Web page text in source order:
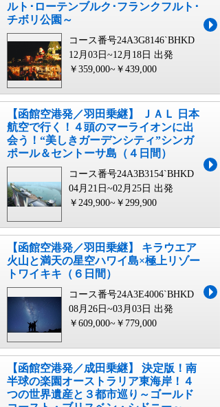
ルト･ローテンブルク･フランクフルト･
チボリ公園～
コース番号24A3G8146`BHKD
12月03日~12月18日 出発
￥359,000~￥439,000
【函館空港発／羽田乗継】 ＪＡＬ 日本
航空で行く！４頭のマーライオンに出
会う！“美しきガーデンシティ”シンガ
ポール＆セントーサ島（４日間）
コース番号24A3B3154`BHKD
04月21日~02月25日 出発
￥249,900~￥299,900
【函館空港発／羽田乗継】 キラウエア
火山と満天の星空ハワイ島×極上リゾー
トワイキキ（６日間）
コース番号24A3E4006`BHKD
08月26日~03月03日 出発
￥609,000~￥779,000
【函館空港発／成田乗継】 決定版！南
半球の楽園オーストラリア東海岸！４
つの世界遺産と３都市巡り～ゴールド